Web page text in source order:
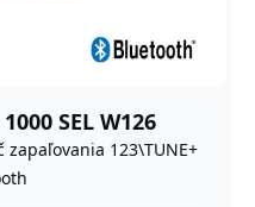
SEL W126
123\TUNE+